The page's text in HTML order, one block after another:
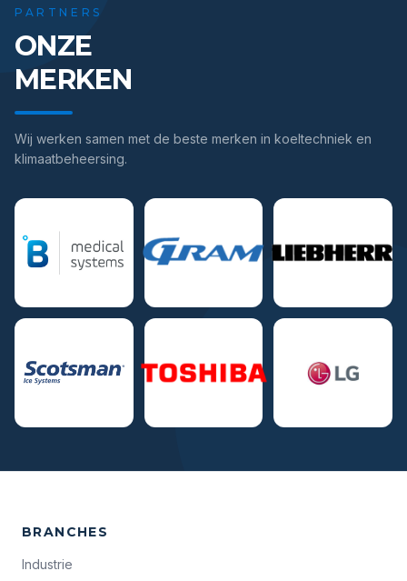
PARTNERS
ONZE
MERKEN
Wij werken samen met de beste merken in koeltechniek en
klimaatbeheersing.
BRANCHES
Industrie